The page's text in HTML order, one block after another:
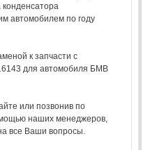
конденсатора
автомобилем по году
к запчасти с
для автомобиля БМВ
или позвонив по
наших менеджеров,
все Ваши вопросы.